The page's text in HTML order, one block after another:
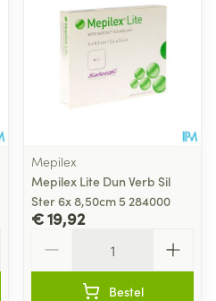
Mepilex
Mepilex Lite Dun Verb Sil
Ster 6x 8,50cm 5 284000
€ 19,92
Bestel